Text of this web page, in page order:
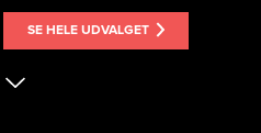
SE HELE UDVALGET